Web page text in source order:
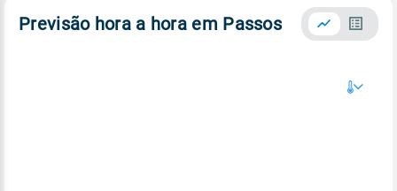
Previsão hora a hora em Passos